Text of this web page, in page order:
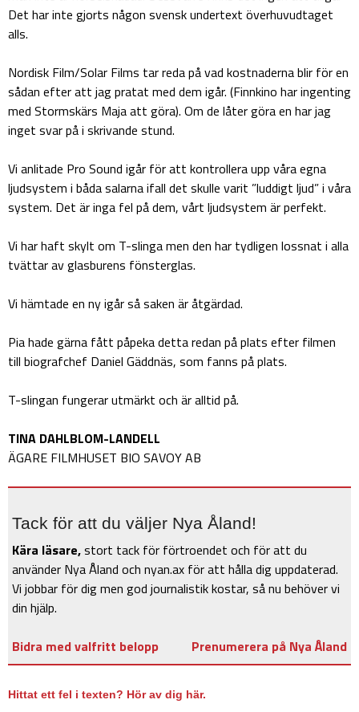
Det har inte gjorts någon svensk undertext överhuvudtaget
alls.
Nordisk Film/Solar Films tar reda på vad kostnaderna blir för en
sådan efter att jag pratat med dem igår. (Finnkino har ingenting
med Stormskärs Maja att göra). Om de låter göra en har jag
inget svar på i skrivande stund.
Vi anlitade Pro Sound igår för att kontrollera upp våra egna
ljudsystem i båda salarna ifall det skulle varit ”luddigt ljud” i våra
system. Det är inga fel på dem, vårt ljudsystem är perfekt.
Vi har haft skylt om T-slinga men den har tydligen lossnat i alla
tvättar av glasburens fönsterglas.
Vi hämtade en ny igår så saken är åtgärdad.
Pia hade gärna fått påpeka detta redan på plats efter filmen
till biografchef Daniel Gäddnäs, som fanns på plats.
T-slingan fungerar utmärkt och är alltid på.
TINA DAHLBLOM-LANDELL
ÄGARE FILMHUSET BIO SAVOY AB
Tack för att du väljer Nya Åland!
Kära läsare,stort tack för förtroendet och för att du
använder Nya Åland och nyan.ax för att hålla dig uppdaterad.
Vi jobbar för dig men god journalistik kostar, så nu behöver vi
din hjälp.
Bidra med valfritt belopp
Prenumerera på Nya Åland
Hittat ett fel i texten? Hör av dig här.